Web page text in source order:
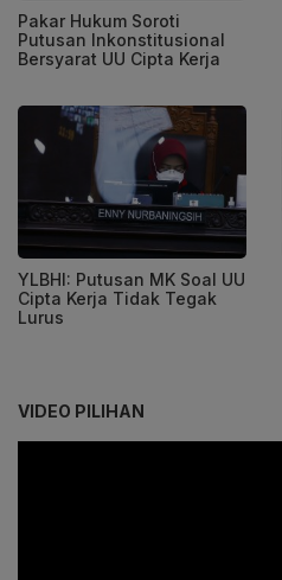
Pakar Hukum Soroti
Putusan Inkonstitusional
Bersyarat UU Cipta Kerja
YLBHI: Putusan MK Soal UU
Cipta Kerja Tidak Tegak
Lurus
VIDEO PILIHAN